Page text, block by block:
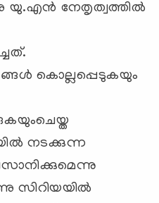
യു.എന്‍ നേതൃത്വത്തില്‍
കൊല്ലപ്പെടുകയും
നടക്കുന്ന
സിറിയയില്‍